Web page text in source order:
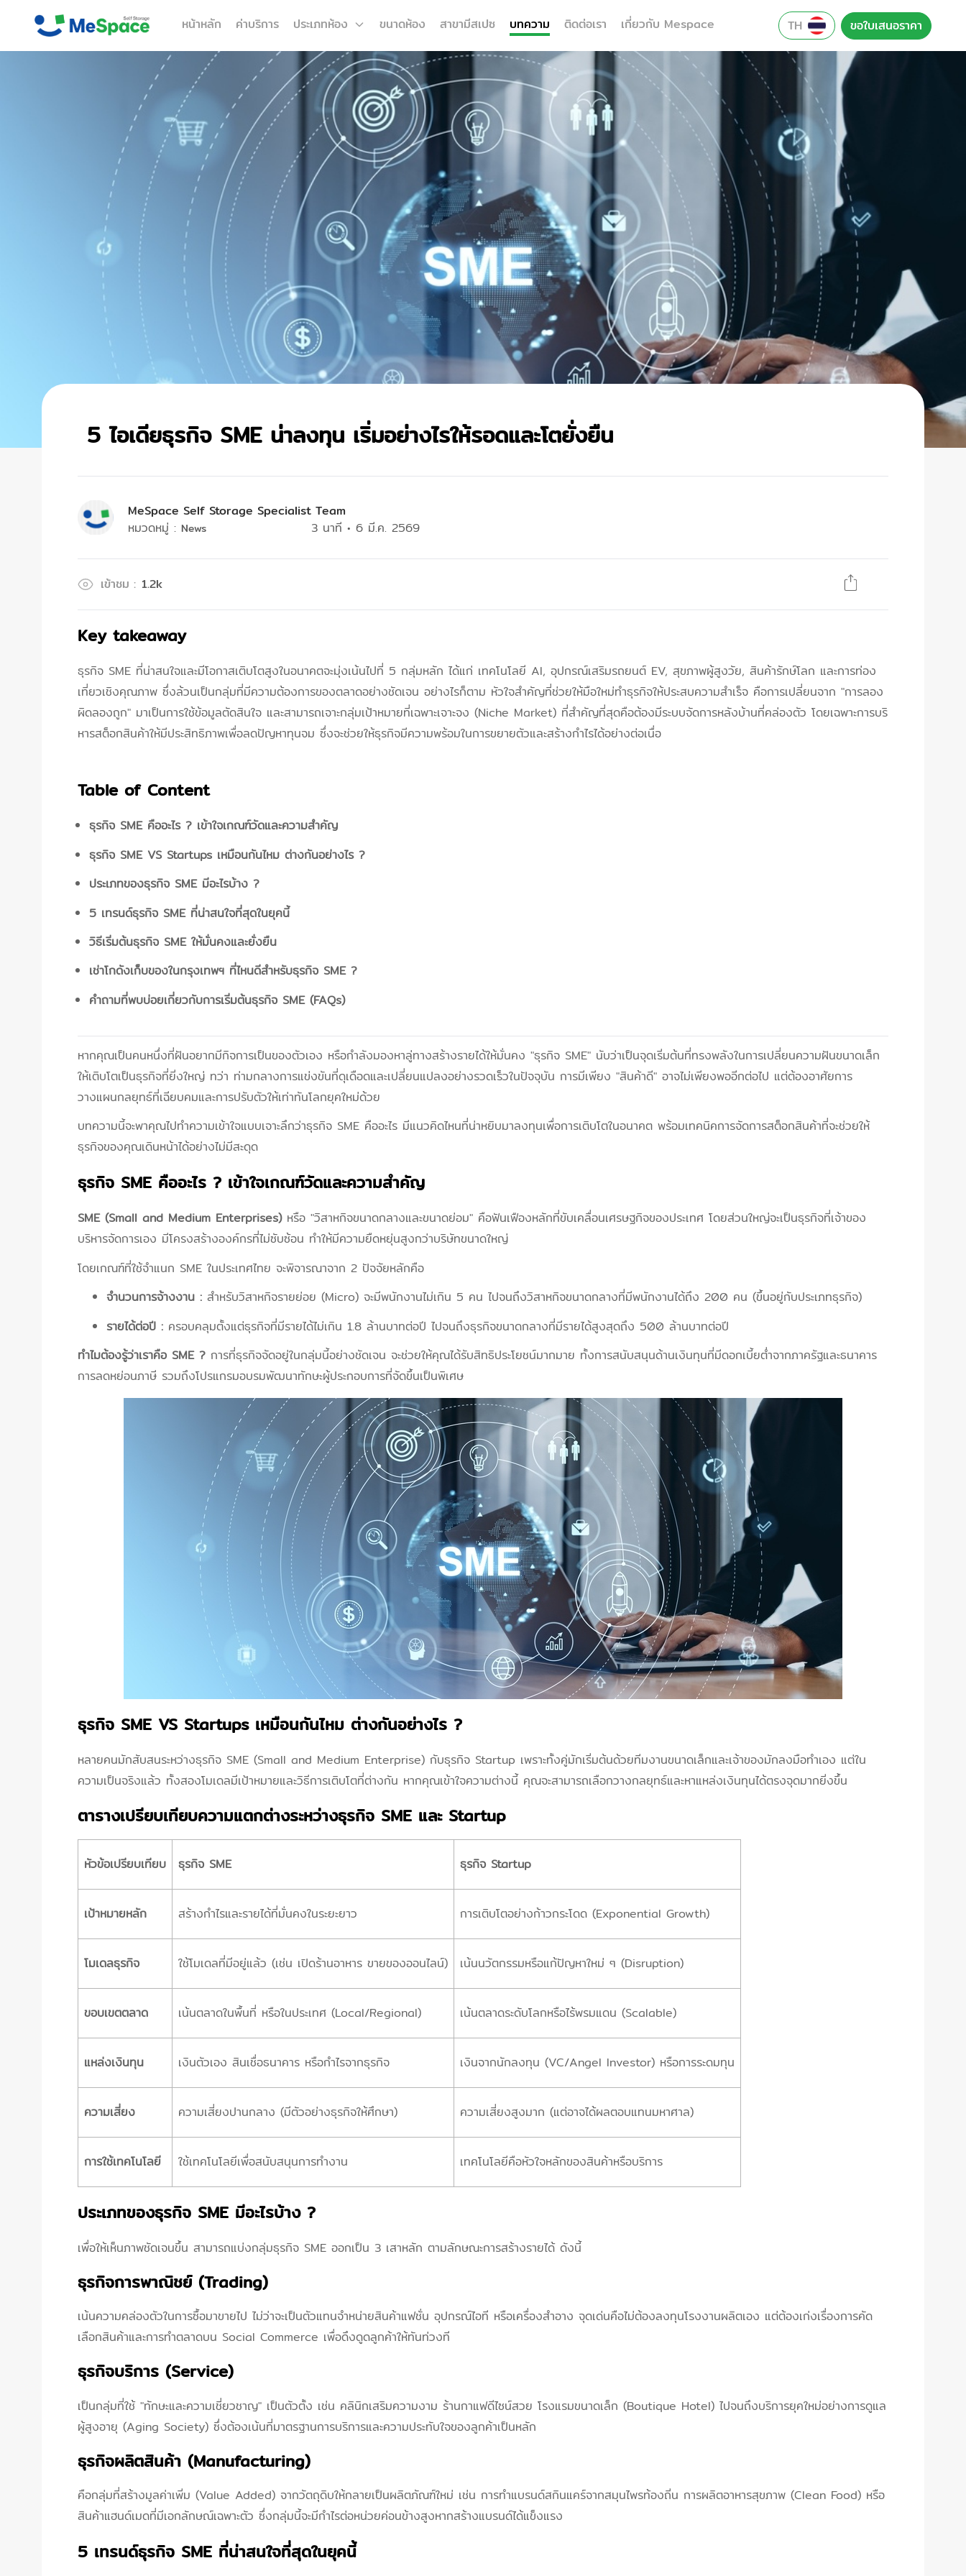
หน้าหลัก ค่าบริการ ประเภทห้อง ขนาดห้อง สาขามีสเปซ บทความ ติดต่อเรา เกี่ยวกับ Mespace ขอใบเสนอราคา
TH
5 ไอเดียธุรกิจ SME น่าลงทุน เริ่มอย่างไรให้รอดและโตยั่งยืน
MeSpace Self Storage Specialist Team
หมวดหมู่ : News 3 นาที • 6 มี.ค. 2569
เข้าชม : 1.2k
Key takeaway
ธุรกิจ SME ที่น่าสนใจและมีโอกาสเติบโตสูงในอนาคตจะมุ่งเน้นไปที่ 5 กลุ่มหลัก ได้แก่ เทคโนโลยี AI, อุปกรณ์เสริมรถยนต์ EV, สุขภาพผู้สูงวัย, สินค้ารักษ์โลก และการท่อง
เที่ยวเชิงคุณภาพ ซึ่งล้วนเป็นกลุ่มที่มีความต้องการของตลาดอย่างชัดเจน อย่างไรก็ตาม หัวใจสำคัญที่ช่วยให้มือใหม่ทำธุรกิจให้ประสบความสำเร็จ คือการเปลี่ยนจาก "การลอง
ผิดลองถูก" มาเป็นการใช้ข้อมูลตัดสินใจ และสามารถเจาะกลุ่มเป้าหมายที่เฉพาะเจาะจง (Niche Market) ที่สำคัญที่สุดคือต้องมีระบบจัดการหลังบ้านที่คล่องตัว โดยเฉพาะการบริ
หารสต็อกสินค้าให้มีประสิทธิภาพเพื่อลดปัญหาทุนจม ซึ่งจะช่วยให้ธุรกิจมีความพร้อมในการขยายตัวและสร้างกำไรได้อย่างต่อเนื่อ
Table of Content
ธุรกิจ SME คืออะไร ? เข้าใจเกณฑ์วัดและความสำคัญ
ธุรกิจ SME VS Startups เหมือนกันไหม ต่างกันอย่างไร ?
ประเภทของธุรกิจ SME มีอะไรบ้าง ?
5 เทรนด์ธุรกิจ SME ที่น่าสนใจที่สุดในยุคนี้
วิธีเริ่มต้นธุรกิจ SME ให้มั่นคงและยั่งยืน
เช่าโกดังเก็บของในกรุงเทพฯ ที่ไหนดีสำหรับธุรกิจ SME ?
คำถามที่พบบ่อยเกี่ยวกับการเริ่มต้นธุรกิจ SME (FAQs)
หากคุณเป็นคนหนึ่งที่ฝันอยากมีกิจการเป็นของตัวเอง หรือกำลังมองหาลู่ทางสร้างรายได้ให้มั่นคง "ธุรกิจ SME" นับว่าเป็นจุดเริ่มต้นที่ทรงพลังในการเปลี่ยนความฝันขนาดเล็ก
ให้เติบโตเป็นธุรกิจที่ยิ่งใหญ่ ทว่า ท่ามกลางการแข่งขันที่ดุเดือดและเปลี่ยนแปลงอย่างรวดเร็วในปัจจุบัน การมีเพียง "สินค้าดี" อาจไม่เพียงพออีกต่อไป แต่ต้องอาศัยการ
วางแผนกลยุทธ์ที่เฉียบคมและการปรับตัวให้เท่าทันโลกยุคใหม่ด้วย
บทความนี้จะพาคุณไปทำความเข้าใจแบบเจาะลึกว่าธุรกิจ SME คืออะไร มีแนวคิดไหนที่น่าหยิบมาลงทุนเพื่อการเติบโตในอนาคต พร้อมเทคนิคการจัดการสต็อกสินค้าที่จะช่วยให้
ธุรกิจของคุณเดินหน้าได้อย่างไม่มีสะดุด
ธุรกิจ SME คืออะไร ? เข้าใจเกณฑ์วัดและความสำคัญ
SME (Small and Medium Enterprises)หรือ "วิสาหกิจขนาดกลางและขนาดย่อม" คือฟันเฟืองหลักที่ขับเคลื่อนเศรษฐกิจของประเทศ โดยส่วนใหญ่จะเป็นธุรกิจที่เจ้าของ
บริหารจัดการเอง มีโครงสร้างองค์กรที่ไม่ซับซ้อน ทำให้มีความยืดหยุ่นสูงกว่าบริษัทขนาดใหญ่
โดยเกณฑ์ที่ใช้จำแนก SME ในประเทศไทย จะพิจารณาจาก 2 ปัจจัยหลักคือ
จำนวนการจ้างงาน : สำหรับวิสาหกิจรายย่อย (Micro) จะมีพนักงานไม่เกิน 5 คน ไปจนถึงวิสาหกิจขนาดกลางที่มีพนักงานได้ถึง 200 คน (ขึ้นอยู่กับประเภทธุรกิจ)
รายได้ต่อปี : ครอบคลุมตั้งแต่ธุรกิจที่มีรายได้ไม่เกิน 1.8 ล้านบาทต่อปี ไปจนถึงธุรกิจขนาดกลางที่มีรายได้สูงสุดถึง 500 ล้านบาทต่อปี
ทำไมต้องรู้ว่าเราคือ SME ? การที่ธุรกิจจัดอยู่ในกลุ่มนี้อย่างชัดเจน จะช่วยให้คุณได้รับสิทธิประโยชน์มากมาย ทั้งการสนับสนุนด้านเงินทุนที่มีดอกเบี้ยต่ำจากภาครัฐและธนาคาร
การลดหย่อนภาษี รวมถึงโปรแกรมอบรมพัฒนาทักษะผู้ประกอบการที่จัดขึ้นเป็นพิเศษ
ธุรกิจ SME VS Startups เหมือนกันไหม ต่างกันอย่างไร ?
หลายคนมักสับสนระหว่างธุรกิจ SME (Small and Medium Enterprise) กับธุรกิจ Startup เพราะทั้งคู่มักเริ่มต้นด้วยทีมงานขนาดเล็กและเจ้าของมักลงมือทำเอง แต่ใน
ความเป็นจริงแล้ว ทั้งสองโมเดลมีเป้าหมายและวิธีการเติบโตที่ต่างกัน หากคุณเข้าใจความต่างนี้ คุณจะสามารถเลือกวางกลยุทธ์และหาแหล่งเงินทุนได้ตรงจุดมากยิ่งขึ้น
ตารางเปรียบเทียบความแตกต่างระหว่างธุรกิจ SME และ Startup
หัวข้อเปรียบเทียบ ธุรกิจ SME ธุรกิจ Startup
เป้าหมายหลัก สร้างกำไรและรายได้ที่มั่นคงในระยะยาว การเติบโตอย่างก้าวกระโดด (Exponential Growth)
โมเดลธุรกิจ ใช้โมเดลที่มีอยู่แล้ว (เช่น เปิดร้านอาหาร ขายของออนไลน์) เน้นนวัตกรรมหรือแก้ปัญหาใหม่ ๆ (Disruption)
ขอบเขตตลาด เน้นตลาดในพื้นที่ หรือในประเทศ (Local/Regional) เน้นตลาดระดับโลกหรือไร้พรมแดน (Scalable)
แหล่งเงินทุน เงินตัวเอง สินเชื่อธนาคาร หรือกำไรจากธุรกิจ เงินจากนักลงทุน (VC/Angel Investor) หรือการระดมทุน
ความเสี่ยง ความเสี่ยงปานกลาง (มีตัวอย่างธุรกิจให้ศึกษา) ความเสี่ยงสูงมาก (แต่อาจได้ผลตอบแทนมหาศาล)
การใช้เทคโนโลยี ใช้เทคโนโลยีเพื่อสนับสนุนการทำงาน เทคโนโลยีคือหัวใจหลักของสินค้าหรือบริการ
ประเภทของธุรกิจ SME มีอะไรบ้าง ?
เพื่อให้เห็นภาพชัดเจนขึ้น สามารถแบ่งกลุ่มธุรกิจ SME ออกเป็น 3 เสาหลัก ตามลักษณะการสร้างรายได้ ดังนี้
ธุรกิจการพาณิชย์ (Trading)
เน้นความคล่องตัวในการซื้อมาขายไป ไม่ว่าจะเป็นตัวแทนจำหน่ายสินค้าแฟชั่น อุปกรณ์ไอที หรือเครื่องสำอาง จุดเด่นคือไม่ต้องลงทุนโรงงานผลิตเอง แต่ต้องเก่งเรื่องการคัด
เลือกสินค้าและการทำตลาดบน Social Commerce เพื่อดึงดูดลูกค้าให้ทันท่วงที
ธุรกิจบริการ (Service)
เป็นกลุ่มที่ใช้ "ทักษะและความเชี่ยวชาญ" เป็นตัวตั้ง เช่น คลินิกเสริมความงาม ร้านกาแฟดีไซน์สวย โรงแรมขนาดเล็ก (Boutique Hotel) ไปจนถึงบริการยุคใหม่อย่างการดูแล
ผู้สูงอายุ (Aging Society) ซึ่งต้องเน้นที่มาตรฐานการบริการและความประทับใจของลูกค้าเป็นหลัก
ธุรกิจผลิตสินค้า (Manufacturing)
คือกลุ่มที่สร้างมูลค่าเพิ่ม (Value Added) จากวัตถุดิบให้กลายเป็นผลิตภัณฑ์ใหม่ เช่น การทำแบรนด์สกินแคร์จากสมุนไพรท้องถิ่น การผลิตอาหารสุขภาพ (Clean Food) หรือ
สินค้าแฮนด์เมดที่มีเอกลักษณ์เฉพาะตัว ซึ่งกลุ่มนี้จะมีกำไรต่อหน่วยค่อนข้างสูงหากสร้างแบรนด์ได้แข็งแรง
5 เทรนด์ธุรกิจ SME ที่น่าสนใจที่สุดในยุคนี้